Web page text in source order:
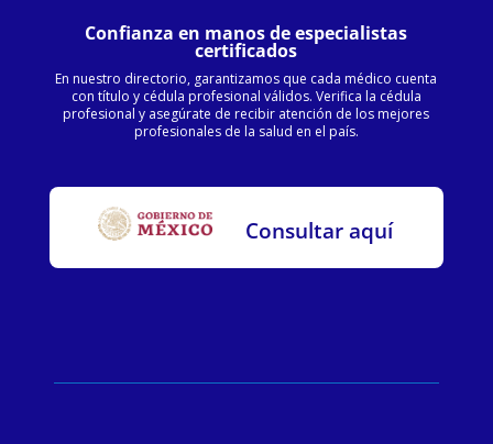
Confianza en manos de especialistas
certificados
En nuestro directorio, garantizamos que cada médico cuenta
con título y cédula profesional válidos. Verifica la cédula
profesional y asegúrate de recibir atención de los mejores
profesionales de la salud en el país.
Consultar aquí